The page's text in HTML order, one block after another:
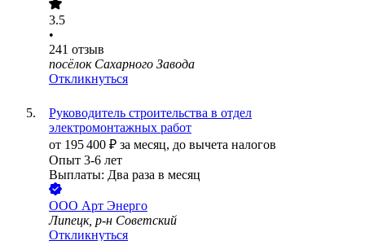
3.5
•
241 отзыв
посёлок Сахарного Завода
Откликнуться
Руководитель строительства в отдел
электромонтажных работ
от 195 400 ₽ за месяц, до вычета налогов
Опыт 3-6 лет
Выплаты: Два раза в месяц
ООО Арт Энерго
Липецк, р-н Советский
Откликнуться